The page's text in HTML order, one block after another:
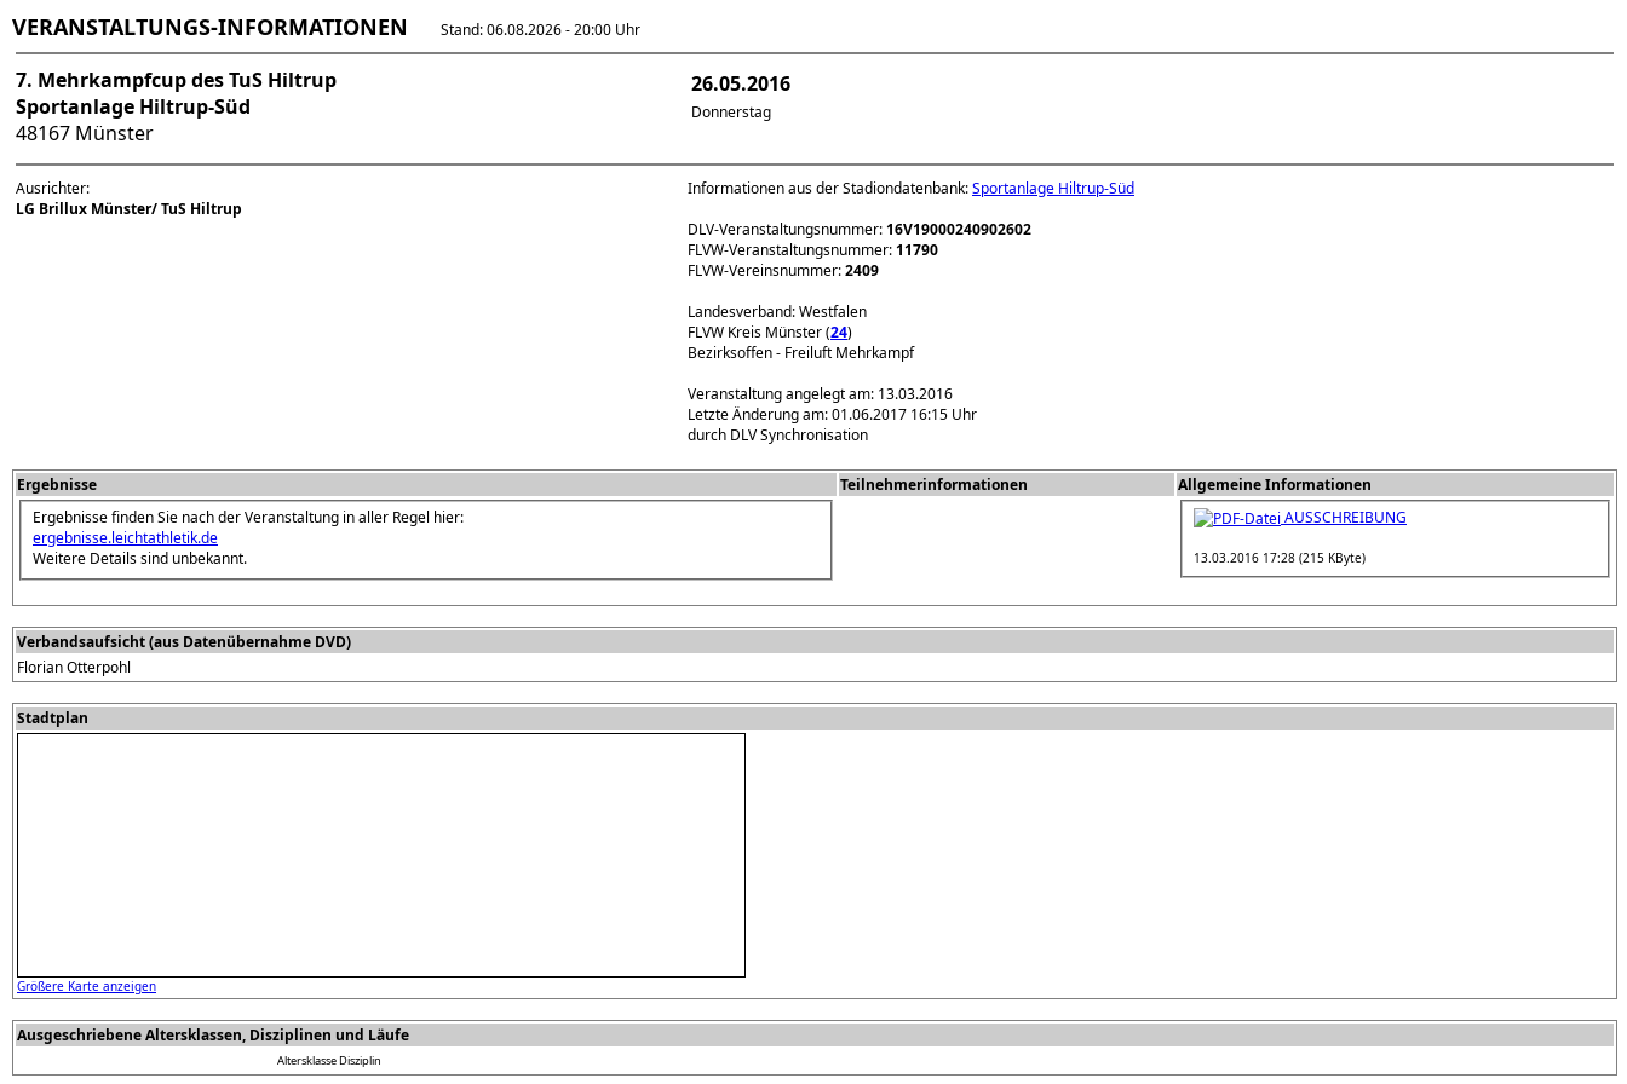
VERANSTALTUNGS-INFORMATIONEN Stand: 06.08.2026 - 20:00 Uhr
7. Mehrkampfcup des TuS Hiltrup
Sportanlage Hiltrup-Süd
48167 Münster
26.05.2016
Donnerstag
Ausrichter:
LG Brillux Münster/ TuS Hiltrup
Informationen aus der Stadiondatenbank:Sportanlage Hiltrup-Süd
DLV-Veranstaltungsnummer:16V19000240902602
FLVW-Veranstaltungsnummer:11790
FLVW-Vereinsnummer:2409
Landesverband: Westfalen
FLVW Kreis Münster (24)
Bezirksoffen - Freiluft Mehrkampf
Veranstaltung angelegt am: 13.03.2016
Letzte Änderung am: 01.06.2017 16:15 Uhr
durch DLV Synchronisation
Ergebnisse Teilnehmerinformationen
Allgemeine Informationen
Ergebnisse finden Sie nach der Veranstaltung in aller Regel hier:
ergebnisse.leichtathletik.de
Weitere Details sind unbekannt.
AUSSCHREIBUNG
13.03.2016 17:28 (215 KByte)
Verbandsaufsicht (aus Datenübernahme DVD)
Florian Otterpohl
Stadtplan
Größere Karte anzeigen
Ausgeschriebene Altersklassen, Disziplinen und Läufe
AltersklasseDisziplin